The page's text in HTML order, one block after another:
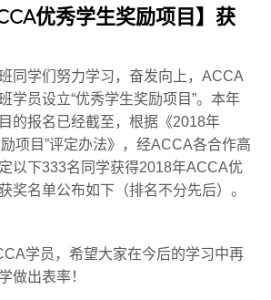
优秀学生奖励项目】获
同学们努力学习，奋发向上，ACCA
学员设立“优秀学生奖励项目”。本年
的报名已经截至，根据《2018年
项目”评定办法》，经ACCA各合作高
以下333名同学获得2018年ACCA优
奖名单公布如下（排名不分先后）。
学员，希望大家在今后的学习中再
做出表率！